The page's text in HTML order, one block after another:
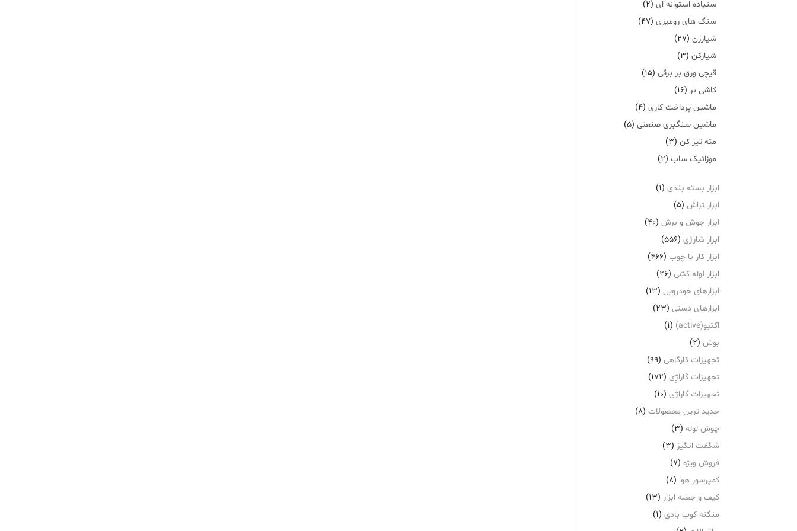
سنباده استوانه ای (2)
سنگ های رومیزی (47)
شیارزن (27)
شیارکن (3)
قیچی ورق بر برقی (15)
کاشی بر (16)
ماشین پرداخت کاری (4)
ماشین سنگبری صنعتی (5)
مته تیز کن (3)
موزائیک ساب (2)
ابزار بسته بندی (1)
ابزار تراش (5)
ابزار جوش و برش (40)
ابزار شارژی (556)
ابزار کار با چوب (466)
ابزار لوله کشی (26)
ابزارهای خودرویی (13)
ابزارهای دستی (23)
اکتیو(active)
(1)
بوش (2)
تجهیزات کارگاهی (99)
تجهیزات گاراژِی (172)
تجهیزات گاراژی (10)
جدید ترین محصولات (8)
چوش لوله (3)
شگفت انگیز (3)
فروش ویژه (7)
کمپرسور هوا (8)
کیف و جعبه ابزار (13)
منگنه کوب بادی (1)